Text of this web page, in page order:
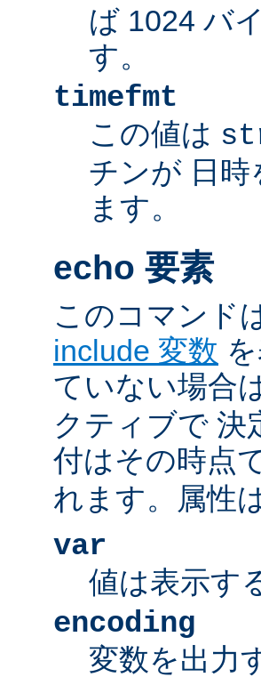
ば 1024 バ
す。
timefmt
この値は
チンが 日
ます。
echo 要素
このコマンド
include 変数
ていない場合
クティブで 決
付はその時点
れます。属性
var
値は表示す
encoding
変数を出力